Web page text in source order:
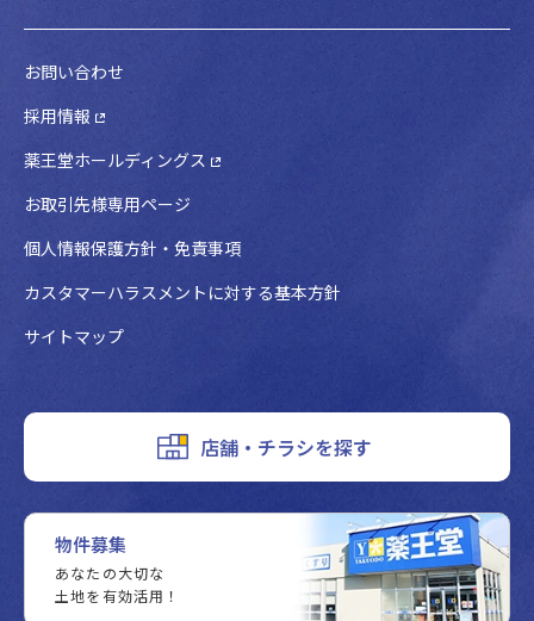
お問い合わせ
採用情報
薬王堂ホールディングス
お取引先様専用ページ
個人情報保護方針・免責事項
カスタマーハラスメントに対する基本方針
サイトマップ
店舗・チラシを探す
物件募集
あなたの大切な
土地を有効活用！